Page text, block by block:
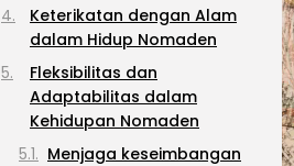
Keterikatan dengan Alam
dalam Hidup Nomaden
Fleksibilitas dan
Adaptabilitas dalam
Kehidupan Nomaden
Menjaga keseimbangan